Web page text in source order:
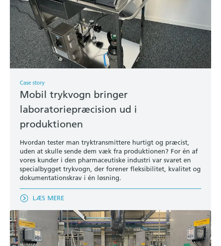
Case story
Mobil trykvogn bringer
laboratoriepræcision ud i
produktionen
Hvordan tester man tryktransmittere hurtigt og præcist,
uden at skulle sende dem væk fra produktionen? For én af
vores kunder i den pharmaceutiske industri var svaret en
specialbygget trykvogn, der forener fleksibilitet, kvalitet og
dokumentationskrav i én løsning.
LÆS MERE